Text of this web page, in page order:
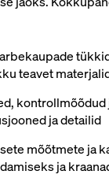
teavet
kontrollmõõdud
ja detailid
mõõtmete ja
ja